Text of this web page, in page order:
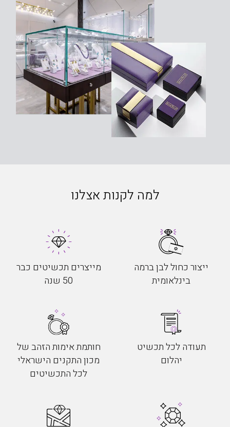
למה לקנות אצלנו
ייצור כחול לבן ברמה
בינלאומית
מייצרים תכשיטים כבר
50 שנה
תעודה לכל תכשיט
יהלום
חותמת אימות הזהב של
מכון התקנים הישראלי
לכל התכשיטים